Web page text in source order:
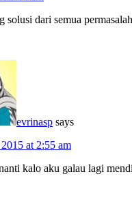
solusi dari semua
evrinasp says
at 2:55 am
kalo aku galau lagi